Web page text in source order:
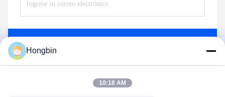
Hongbin
10:18 AM